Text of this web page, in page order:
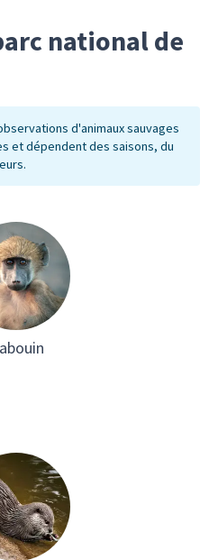
national de
d'animaux sauvages
et dépendent des saisons, du